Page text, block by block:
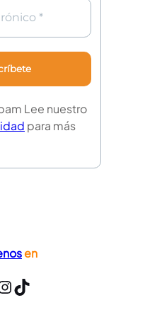
Lee nuestro
para más
en
TikTok